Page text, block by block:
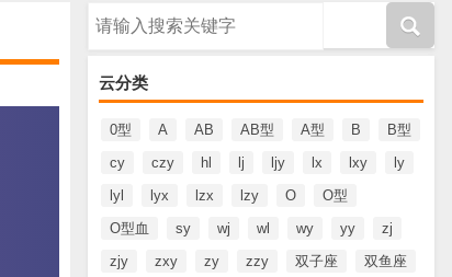
云分类
0型 A AB AB型 A型 B
B型
cy
czy hl lj ljy lx lxy
ly
lyl
lyx lzx lzy O
O型
O型血
sy wj wl wy yy
zj
zjy
zxy zy zzy 双子座
双鱼座